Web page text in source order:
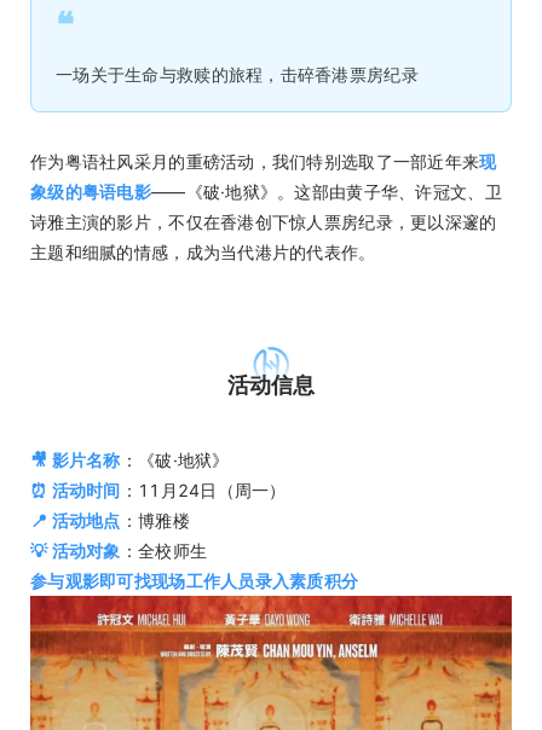
❝
一场关于生命与救赎的旅程，击碎香港票房纪录
作为粤语社风采月的重磅活动，我们特别选取了一部近年来现
象级的粤语电影——《破·地狱》。这部由黄子华、许冠文、卫
诗雅主演的影片，不仅在香港创下惊人票房纪录，更以深邃的
主题和细腻的情感，成为当代港片的代表作。
活动信息
🎥 影片名称 ：《破·地狱》
⏰ 活动时间 ：11月24日（周一）
📍 活动地点 ：博雅楼
💡 活动对象 ：全校师生
参与观影即可找现场工作人员录入素质积分